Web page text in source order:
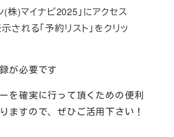
(株)マイナビ2025」にアクセス
される「予約リスト」をクリッ
が必要です
を確実に行って頂くための便利
ますので、ぜひご活用下さい！